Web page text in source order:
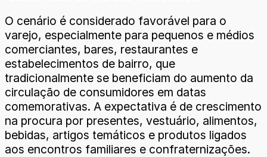
O cenário é considerado favorável para o
varejo, especialmente para pequenos e médios
comerciantes, bares, restaurantes e
estabelecimentos de bairro, que
tradicionalmente se beneficiam do aumento da
circulação de consumidores em datas
comemorativas. A expectativa é de crescimento
na procura por presentes, vestuário, alimentos,
bebidas, artigos temáticos e produtos ligados
aos encontros familiares e confraternizações.